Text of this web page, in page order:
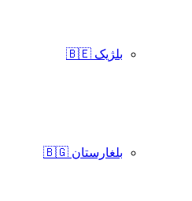
بلژیک 🇧🇪
بلغارستان 🇧🇬